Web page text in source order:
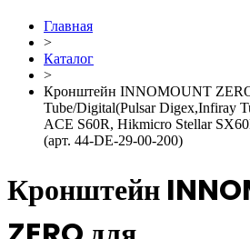
Главная
>
Каталог
>
Кронштейн INNOMOUNT
Tube/Digital(Pulsar Digex,Infiray
ACE S60R, Hikmicro Stellar
(арт. 44-DE-29-00-200)
Кронштейн